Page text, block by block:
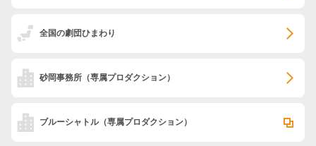
全国の劇団ひまわり
砂岡事務所 （専属プロダクション）
ブルーシャトル（専属プロダクション）